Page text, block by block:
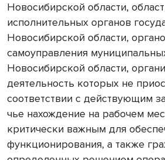
Новосибирской области,
исполнительных органов
Новосибирской области,
самоуправления
Новосибирской области,
деятельность которых не
соответствии с действующим
чье нахождение на рабочем
критически важным для
функционирования, а также